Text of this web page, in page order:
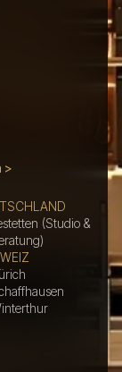
>
(Studio &